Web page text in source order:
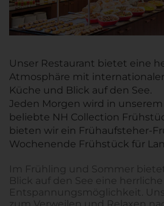
Unser Restaurant bietet eine
Atmosphäre mit
Küche und Blick auf den See.
Jeden Morgen wird in
beliebte NH Collection
bieten wir ein Frühaufsteher-
Wochenende Frühstück für
Im Frühling und Sommer
Blick auf den See eine herrliche
Entspannungsmöglichkeit.